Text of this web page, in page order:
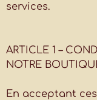
services.
ARTICLE 1 –
NOTRE
En acceptant